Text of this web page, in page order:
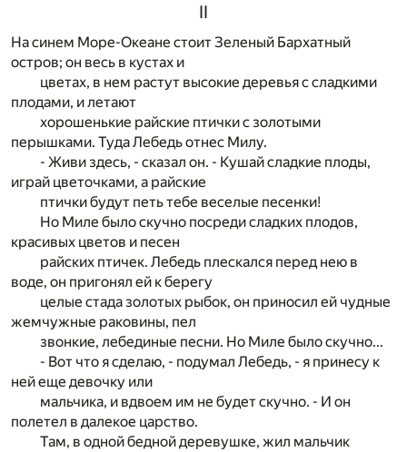
II
На синем Море-Океане стоит Зеленый Бархатный
остров; он весь в кустах и
цветах, в нем растут высокие деревья с сладкими
плодами, и летают
хорошенькие райские птички с золотыми
перышками. Туда Лебедь отнес Милу.
- Живи здесь, - сказал он. - Кушай сладкие плоды,
играй цветочками, а райские
птички будут петь тебе веселые песенки!
Но Миле было скучно посреди сладких плодов,
красивых цветов и песен
райских птичек. Лебедь плескался перед нею в
воде, он пригонял ей к берегу
целые стада золотых рыбок, он приносил ей чудные
жемчужные раковины, пел
звонкие, лебединые песни. Но Миле было скучно...
- Вот что я сделаю, - подумал Лебедь, - я принесу к
ней еще девочку или
мальчика, и вдвоем им не будет скучно. - И он
полетел в далекое царство.
Там, в одной бедной деревушке, жил мальчик